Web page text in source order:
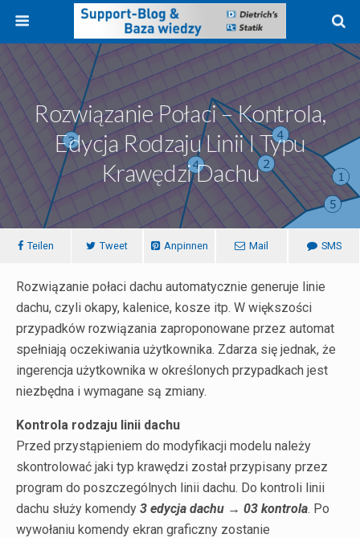
Rozwiązanie Połaci – Kontrola,
Edycja Rodzaju Linii I Typu
Krawędzi Dachu
Teilen Tweet Anpinnen Mail SMS
Rozwiązanie połaci dachu automatycznie generuje linie
dachu, czyli okapy, kalenice, kosze itp. W większości
przypadków rozwiązania zaproponowane przez automat
spełniają oczekiwania użytkownika. Zdarza się jednak, że
ingerencja użytkownika w określonych przypadkach jest
niezbędna i wymagane są zmiany.
Kontrola rodzaju linii dachu
Przed przystąpieniem do modyfikacji modelu należy
skontrolować jaki typ krawędzi został przypisany przez
program do poszczególnych linii dachu. Do kontroli linii
dachu służy komendy 3 edycja dachu → 03 kontrola. Po
wywołaniu komendy ekran graficzny zostanie